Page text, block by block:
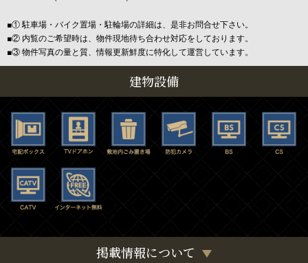
■① 駐車場・バイク置場・駐輪場の詳細は、是非お問合せ下さい。
■② 内覧のご希望時は、物件現地待ち合わせ対応をしております。
■③ 物件写真の量と質、情報更新鮮度に特化して運営しています。
建物設備
掲載情報について